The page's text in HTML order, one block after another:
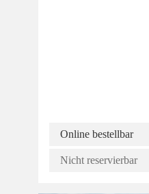
Online bestellbar
Nicht reservierbar